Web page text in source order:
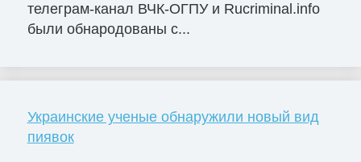
телеграм-канал ВЧК-ОГПУ и Rucriminal.info
были обнародованы с...
Украинские ученые обнаружили новый вид
пиявок